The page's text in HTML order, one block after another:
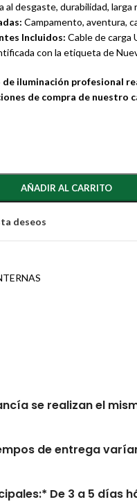
al desgaste, durabilidad, larga
Campamento, aventura,
Incluidos: Cable de carga
con la etiqueta de
iluminación profesional
de compra de nuestro
AÑADIR AL CARRITO
deseos
se realizan el
de entrega
De 3 a 5 días